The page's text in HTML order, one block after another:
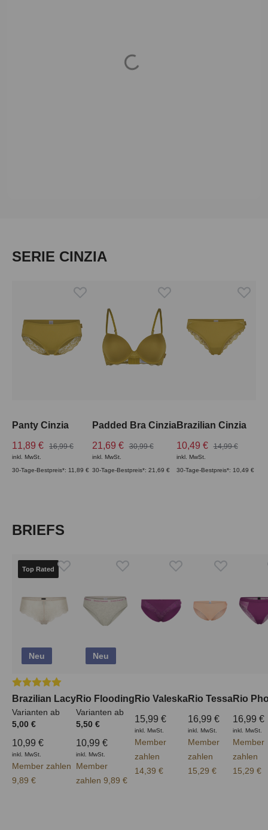
Loading...
Produktgalerie überspringen
SERIE CINZIA
Panty Cinzia
11,89 €
16,99 €
inkl. MwSt.
30-Tage-Bestpreis*: 11,89 €
Padded Bra Cinzia
21,69 €
30,99 €
inkl. MwSt.
30-Tage-Bestpreis*: 21,69 €
Brazilian Cinzia
10,49 €
14,99 €
inkl. MwSt.
30-Tage-Bestpreis*: 10,49 €
Produktgalerie überspringen
BRIEFS
Top Rated
Neu
Durchschnittliche Bewertung von 5 von 5 Sternen
Brazilian Lacy
Varianten ab
5,00 €
10,99 €
inkl. MwSt.
Member zahlen
9,89 €
Neu
Rio Flooding
Varianten ab
5,50 €
10,99 €
inkl. MwSt.
Member
zahlen 9,89 €
Rio Valeska
15,99 €
inkl. MwSt.
Member
zahlen
14,39 €
Rio Tessa
16,99 €
inkl. MwSt.
Member
zahlen
15,29 €
Rio
16,99 €
inkl. MwSt.
Member
zahlen
15,29 €